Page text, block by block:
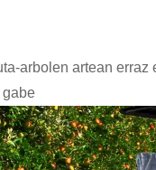
arbolen artean
gabe